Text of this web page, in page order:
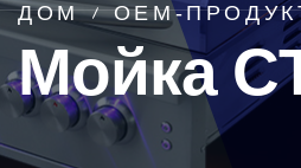
ДОМ OEM-
Мойка